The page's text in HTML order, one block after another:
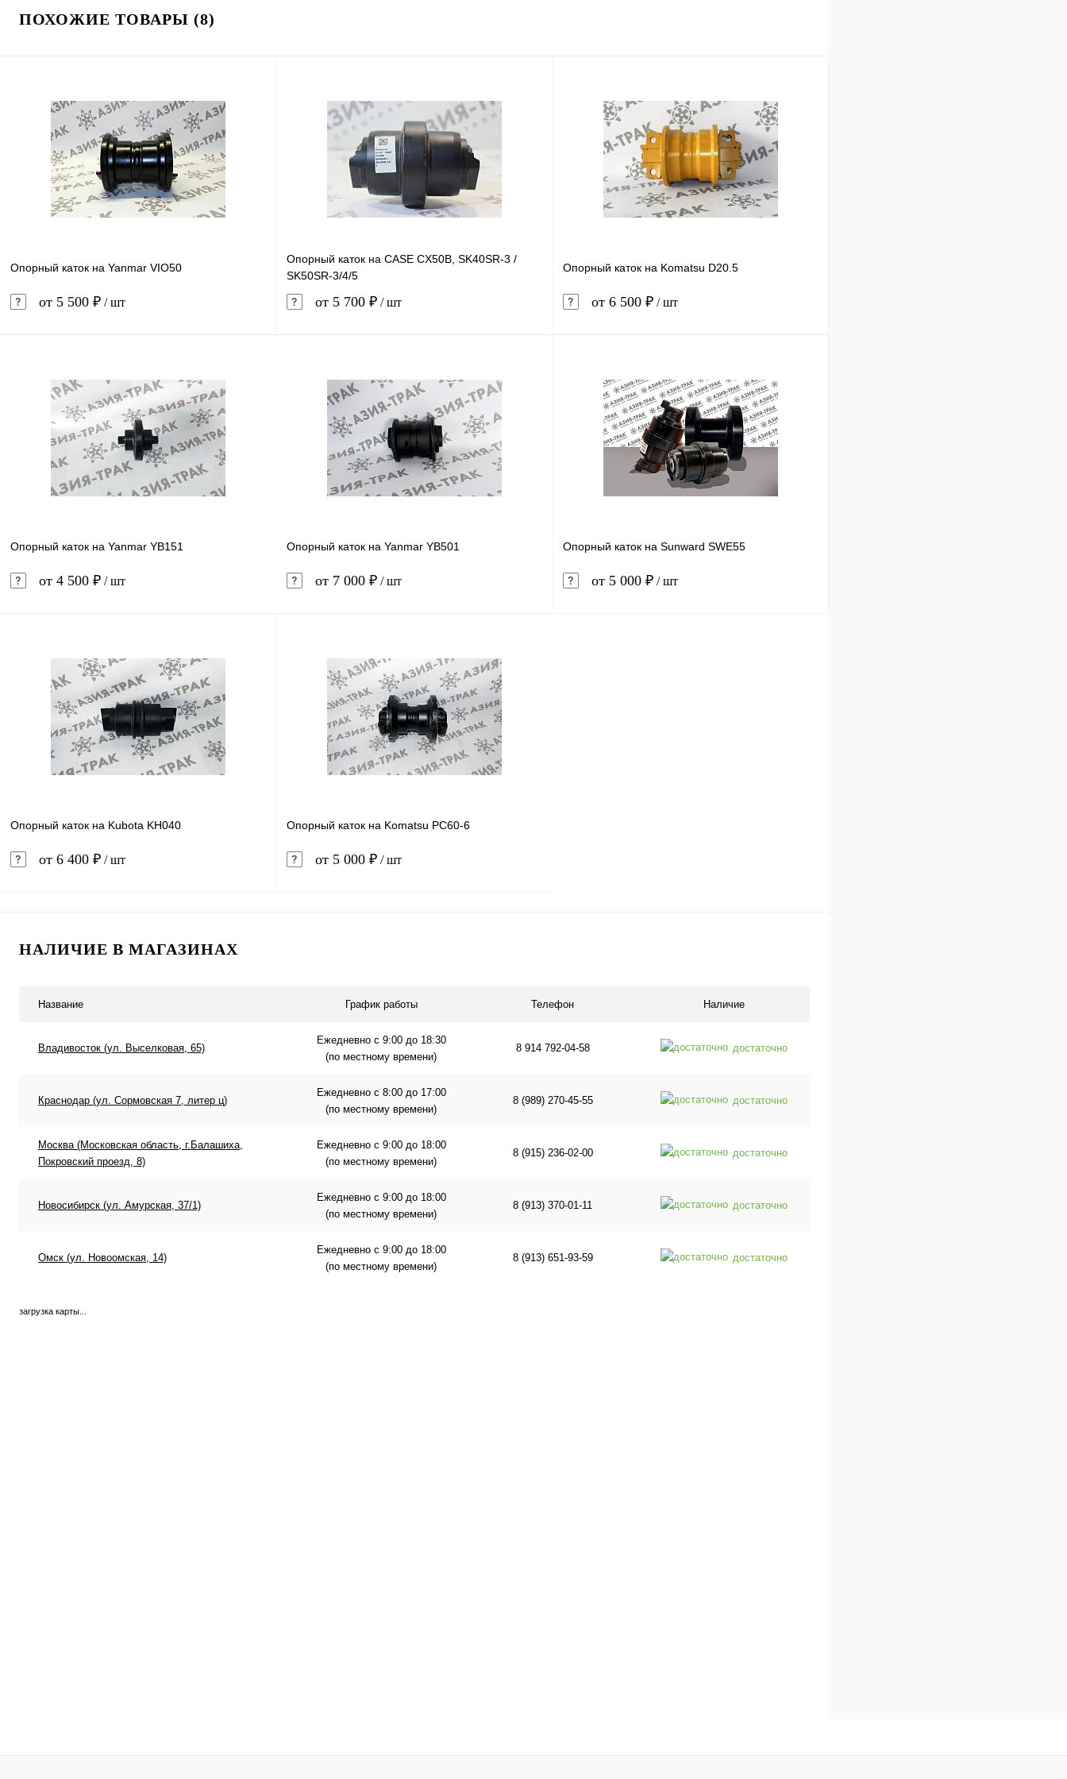
ПОХОЖИЕ ТОВАРЫ (8)
Опорный каток на Yanmar VIO50
от 5 500 ₽ / шт
Купить в 1 клик Сравнение
В избранное В наличии
Опорный каток на CASE CX50B, SK40SR-3 /
SK50SR-3/4/5
от 5 700 ₽ / шт
Купить в 1 клик Сравнение
В избранное В наличии
Опорный каток на Komatsu D20.5
от 6 500 ₽ / шт
Купить в 1 клик Сравнение
В избранное В наличии
Опорный каток на Yanmar YB151
от 4 500 ₽ / шт
Купить в 1 клик Сравнение
В избранное В наличии
Опорный каток на Yanmar YB501
от 7 000 ₽ / шт
Купить в 1 клик Сравнение
В избранное В наличии
Опорный каток на Sunward SWE55
от 5 000 ₽ / шт
Опорный каток на Kubota KH040
от 6 400 ₽ / шт
Опорный каток на Komatsu PC60-6
от 5 000 ₽ / шт
НАЛИЧИЕ В МАГАЗИНАХ
Название График работы Телефон Наличие
Владивосток (ул. Выселковая, 65)
Ежедневно с 9:00 до 18:30
(по местному времени)
8 914 792-04-58 достаточно
Краснодар (ул. Сормовская 7, литер ц)
Ежедневно с 8:00 до 17:00
(по местному времени)
8 (989) 270-45-55 достаточно
Москва (Московская область, г.Балашиха,
Покровский проезд, 8)
Ежедневно с 9:00 до 18:00
(по местному времени)
8 (915) 236-02-00 достаточно
Новосибирск (ул. Амурская, 37/1)
Ежедневно с 9:00 до 18:00
(по местному времени)
8 (913) 370-01-11 достаточно
Омск (ул. Новоомская, 14)
Ежедневно с 9:00 до 18:00
(по местному времени)
8 (913) 651-93-59 достаточно
загрузка карты...